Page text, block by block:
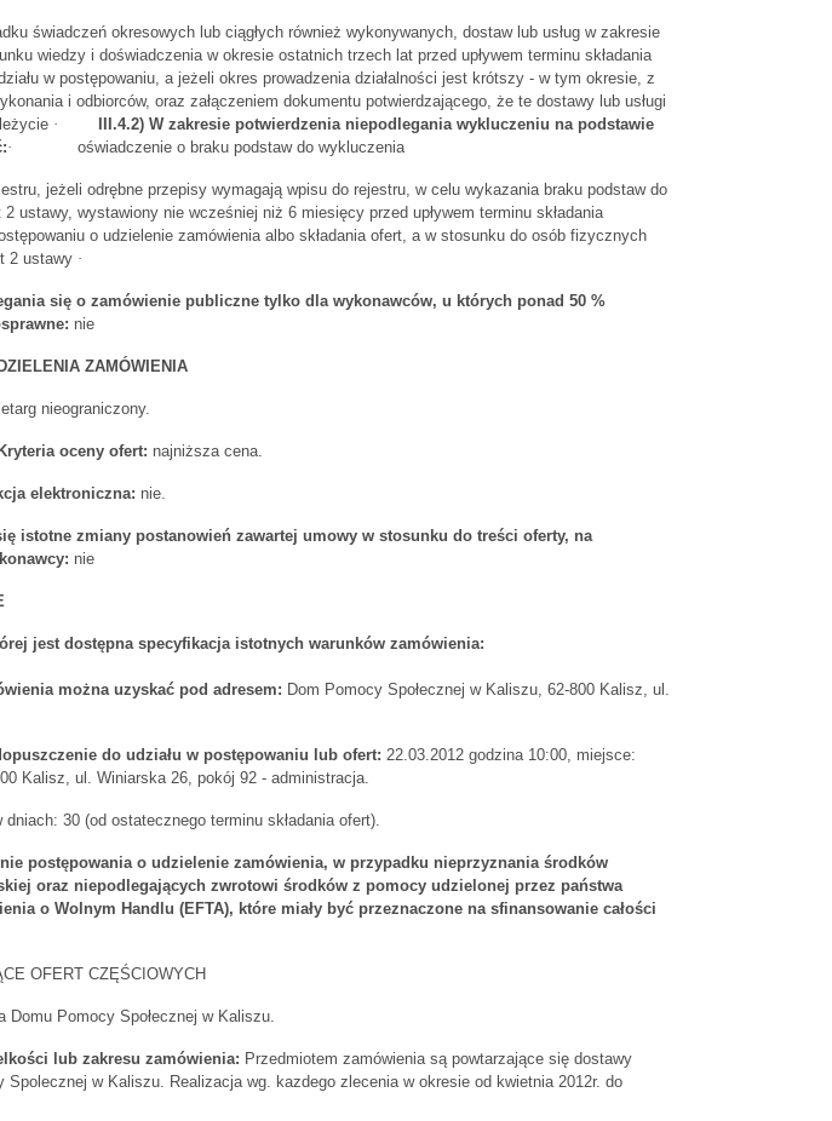
świadczeń okresowych lub ciągłych również wykonywanych, dostaw lub usług w zakresie
wiedzy i doświadczenia w okresie ostatnich trzech lat przed upływem terminu składania
w postępowaniu, a jeżeli okres prowadzenia działalności jest krótszy - w tym okresie, z
i odbiorców, oraz załączeniem dokumentu potwierdzającego, że te dostawy lub usługi
·
III.4.2) W zakresie potwierdzenia niepodlegania wykluczeniu na podstawie
· oświadczenie o braku podstaw do wykluczenia
jeżeli odrębne przepisy wymagają wpisu do rejestru, w celu wykazania braku podstaw do
ustawy, wystawiony nie wcześniej niż 6 miesięcy przed upływem terminu składania
o udzielenie zamówienia albo składania ofert, a w stosunku do osób fizycznych
2 ustawy ·
się o zamówienie publiczne tylko dla wykonawców, u których ponad 50 %
nie
ZAMÓWIENIA
nieograniczony.
oceny ofert: najniższa cena.
elektroniczna: nie.
istotne zmiany postanowień zawartej umowy w stosunku do treści oferty, na
nie
jest dostępna specyfikacja istotnych warunków zamówienia:
można uzyskać pod adresem: Dom Pomocy Społecznej w Kaliszu, 62-800 Kalisz, ul.
do udziału w postępowaniu lub ofert: 22.03.2012 godzina 10:00, miejsce:
Kalisz, ul. Winiarska 26, pokój 92 - administracja.
dniach: 30 (od ostatecznego terminu składania ofert).
postępowania o udzielenie zamówienia, w przypadku nieprzyznania środków
oraz niepodlegających zwrotowi środków z pomocy udzielonej przez państwa
o Wolnym Handlu (EFTA), które miały być przeznaczone na sfinansowanie całości
OFERT CZĘŚCIOWYCH
Domu Pomocy Społecznej w Kaliszu.
lub zakresu zamówienia: Przedmiotem zamówienia są powtarzające się dostawy
Spolecznej w Kaliszu. Realizacja wg. kazdego zlecenia w okresie od kwietnia 2012r. do